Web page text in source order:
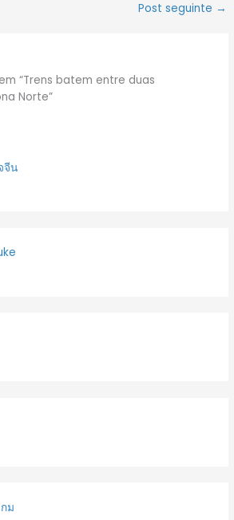
Post seguinte →
“Trens batem entre duas
Norte”
จีน
ม